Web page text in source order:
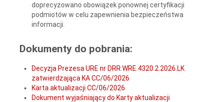
doprecyzowano obowiązek ponownej certyfikacji
podmiotów w celu zapewnienia bezpieczeństwa
informacji.
Dokumenty do pobrania:
Decyzja Prezesa URE nr DRR.WRE.4320.2.2026.LK
zatwierdzająca KA CC/06/2026
Karta aktualizacji CC/06/2026
Dokument wyjaśniający do Karty aktualizacji